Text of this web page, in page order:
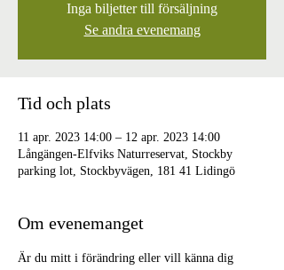
Inga biljetter till försäljning
Se andra evenemang
Tid och plats
11 apr. 2023 14:00 – 12 apr. 2023 14:00
Långängen-Elfviks Naturreservat, Stockby
parking lot, Stockbyvägen, 181 41 Lidingö
Om evenemanget
Är du mitt i förändring eller vill känna dig